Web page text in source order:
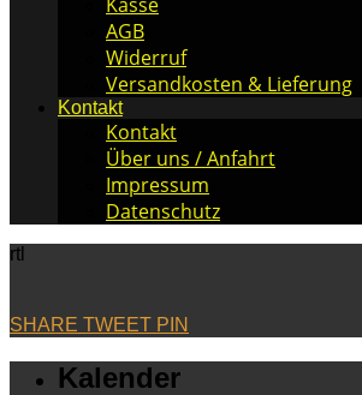
AGB
Widerruf
Versandkosten & Lieferung
Kontakt
Kontakt
Über uns / Anfahrt
Impressum
Datenschutz
rtl
SHARE TWEET PIN
Kalender